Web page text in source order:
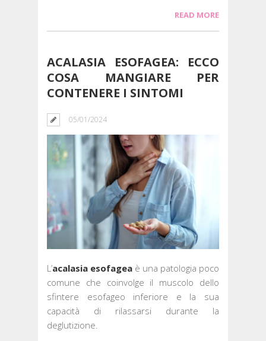
READ MORE
ACALASIA ESOFAGEA: ECCO
COSA MANGIARE PER
CONTENERE I SINTOMI
05/01/2024
L’acalasia esofagea è una patologia poco
comune che coinvolge il muscolo dello
sfintere esofageo inferiore e la sua
capacità di rilassarsi durante la
deglutizione.